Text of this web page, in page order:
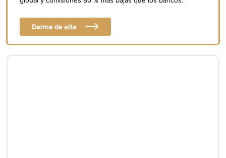
Darme de alta